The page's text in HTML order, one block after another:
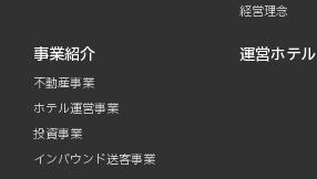
経営理念
事業紹介
不動産事業
ホテル運営事業
投資事業
インバウンド送客事業
運営ホテル